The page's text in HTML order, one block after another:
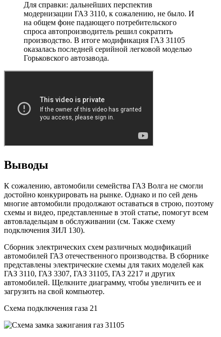
Для справки: дальнейших перспектив
модернизации ГАЗ 3110, к сожалению, не было. И
на общем фоне падающего потребительского
спроса автопроизводитель решил сократить
производство. В итоге модификация ГАЗ 31105
оказалась последней серийной легковой моделью
Горьковского автозавода.
Выводы
К сожалению, автомобили семейства ГАЗ Волга не смогли
достойно конкурировать на рынке. Однако и по сей день
многие автомобили продолжают оставаться в строю, поэтому
схемы и видео, представленные в этой статье, помогут всем
автовладельцам в обслуживании (см. Также схему
подключения ЗИЛ 130).
Сборник электрических схем различных модификаций
автомобилей ГАЗ отечественного производства. В сборнике
представлены электрические схемы для таких моделей как
ГАЗ 3110, ГАЗ 3307, ГАЗ 31105, ГАЗ 2217 и других
автомобилей. Щелкните диаграмму, чтобы увеличить ее и
загрузить на свой компьютер.
Схема подключения газа 21